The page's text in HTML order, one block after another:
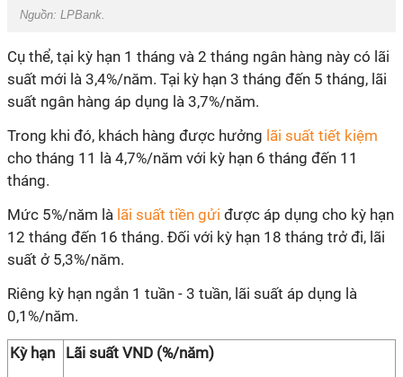
Nguồn: LPBank.
Cụ thể, tại kỳ hạn 1 tháng và 2 tháng ngân hàng này có lãi
suất mới là 3,4%/năm. Tại kỳ hạn 3 tháng đến 5 tháng, lãi
suất ngân hàng áp dụng là 3,7%/năm.
Trong khi đó, khách hàng được hưởng lãi suất tiết kiệm
cho tháng 11 là 4,7%/năm với kỳ hạn 6 tháng đến 11
tháng.
Mức 5%/năm là lãi suất tiền gửi được áp dụng cho kỳ hạn
12 tháng đến 16 tháng. Đối với kỳ hạn 18 tháng trở đi, lãi
suất ở 5,3%/năm.
Riêng kỳ hạn ngắn 1 tuần - 3 tuần, lãi suất áp dụng là
0,1%/năm.
Kỳ hạn Lãi suất VND (%/năm)